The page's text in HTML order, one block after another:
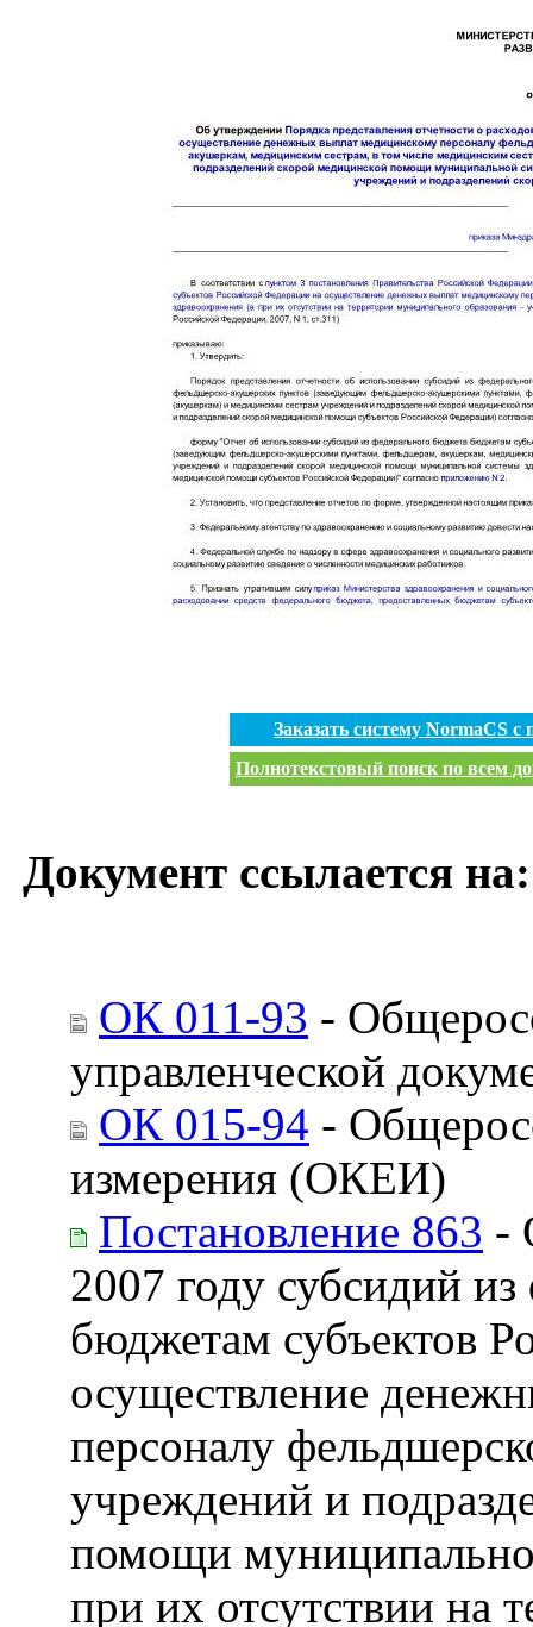
Заказать систему NormaCS
Полнотекстовый поиск по всем
Документ ссылается на:
ОК 011-93 -
управленческой
ОК 015-94 -
измерения (ОКЕИ)
Постановление 863 -
2007 году субсидий
бюджетам субъектов
осуществление
персоналу
учреждений и
помощи
при их отсутствии на